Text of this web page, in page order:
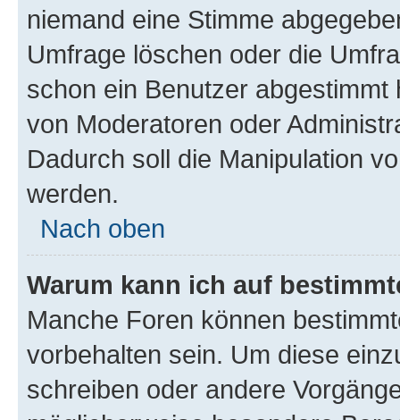
niemand eine Stimme
Umfrage löschen oder die
schon ein Benutzer
von Moderatoren oder
Dadurch soll die Manipulation
werden.
Nach oben
Warum kann ich auf
Manche Foren können
vorbehalten sein. Um diese
schreiben oder andere